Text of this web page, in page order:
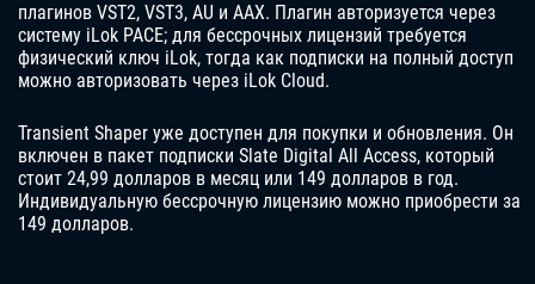
плагинов VST2, VST3, AU и AAX. Плагин авторизуется через
систему iLok PACE; для бессрочных лицензий требуется
физический ключ iLok, тогда как подписки на полный доступ
можно авторизовать через iLok Cloud.
Transient Shaper уже доступен для покупки и обновления. Он
включен в пакет подписки Slate Digital All Access, который
стоит 24,99 долларов в месяц или 149 долларов в год.
Индивидуальную бессрочную лицензию можно приобрести за
149 долларов.